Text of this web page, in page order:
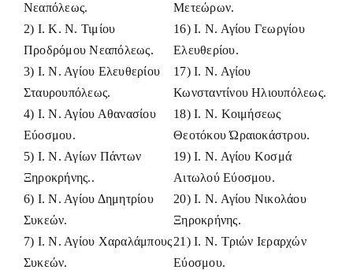
Νεαπόλεως.
2) Ι. Κ. Ν. Τιμίου
Προδρόμου Νεαπόλεως.
3) Ι. Ν. Αγίου Ελευθερίου
Σταυρουπόλεως.
4) Ι. Ν. Αγίου Αθανασίου
Εύοσμου.
5) Ι. Ν. Αγίων Πάντων
Ξηροκρήνης..
6) Ι. Ν. Αγίου Δημητρίου
Συκεών.
7) Ι. Ν. Αγίου Χαραλάμπους
Συκεών.
Μετεώρων.
16) Ι. Ν. Αγίου Γεωργίου
Ελευθερίου.
17) Ι. Ν. Αγίου
Κωνσταντίνου Ηλιουπόλεως.
18) Ι. Ν. Κοιμήσεως
Θεοτόκου Ώραιοκάστρου.
19) Ι. Ν. Αγίου Κοσμά
Αιτωλού Εύοσμου.
20) Ι. Ν. Αγίου Νικολάου
Ξηροκρήνης.
21) Ι. Ν. Τριών Ιεραρχών
Εύοσμου.